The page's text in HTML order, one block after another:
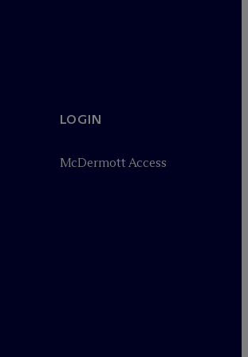
LOGIN
McDermott Access